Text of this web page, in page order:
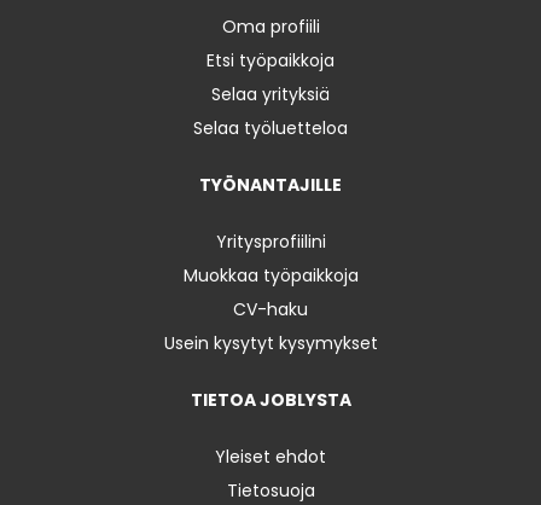
Oma profiili
Etsi työpaikkoja
Selaa yrityksiä
Selaa työluetteloa
TYÖNANTAJILLE
Yritysprofiilini
Muokkaa työpaikkoja
CV-haku
Usein kysytyt kysymykset
TIETOA JOBLYSTA
Yleiset ehdot
Tietosuoja